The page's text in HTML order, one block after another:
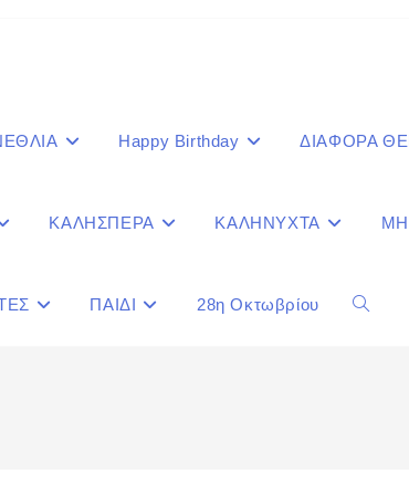
Happy Birthday ΔΙΑΦΟΡΑ
ΚΑΛΗΣΠΕΡΑ ΚΑΛΗΝΥΧΤΑ
ΠΑΙΔΙ 28η Οκτωβρίου Toggle